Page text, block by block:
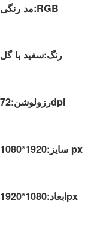
مد رنگی:RGB
رنگ:سفید با گل
رزولوشن:72dpi
سایز:1920*1080 px
ابعاد:1080*1920px